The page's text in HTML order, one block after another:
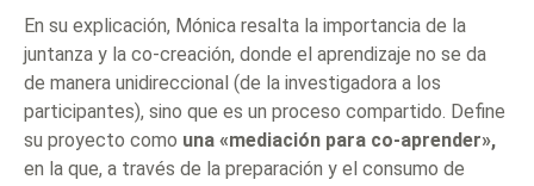
En su explicación, Mónica resalta la importancia de la
juntanza y la co-creación, donde el aprendizaje no se da
de manera unidireccional (de la investigadora a los
participantes), sino que es un proceso compartido. Define
su proyecto como una «mediación para co-aprender»,
en la que, a través de la preparación y el consumo de